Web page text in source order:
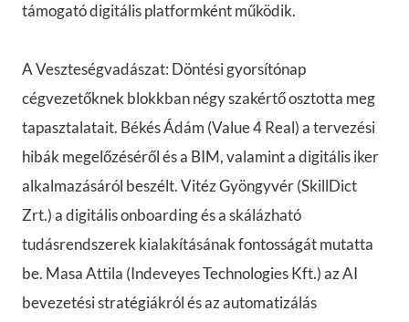
támogató digitális platformként működik.
A Veszteségvadászat: Döntési gyorsítónap
cégvezetőknek blokkban négy szakértő osztotta meg
tapasztalatait. Békés Ádám (Value 4 Real) a tervezési
hibák megelőzéséről és a BIM, valamint a digitális iker
alkalmazásáról beszélt. Vitéz Gyöngyvér (SkillDict
Zrt.) a digitális onboarding és a skálázható
tudásrendszerek kialakításának fontosságát mutatta
be. Masa Attila (Indeveyes Technologies Kft.) az AI
bevezetési stratégiákról és az automatizálás